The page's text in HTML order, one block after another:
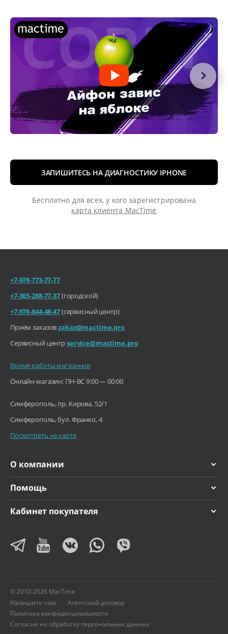
ЗАПИШИТЕСЬ НА ДИАГНОСТИКУ IPHONE
Бесплатно для всех, у кого зарегистрирована
карта клиента MacTime
О компании
Помощь
Кабинет покупателя
+7-978-773-77-77
+7-365-288-77-37(городской)
+7-978-844-48-47(сервисный центр)
Приём заказовzakaz@mactime.pro
Сервисный центрservice@mactime.pro
Время работы магазинов
Онлайн-магазин: ПН-ВС 9:00 — 00:00
Симферополь, пр. Кирова, 52/1
Симферополь, бул. Франко, 4
Посмотреть на карте
© 2010-2026 MacTime
Напишите нам
Агентский договор
Политика конфиденциальности
Согласие на обработку персональных данных